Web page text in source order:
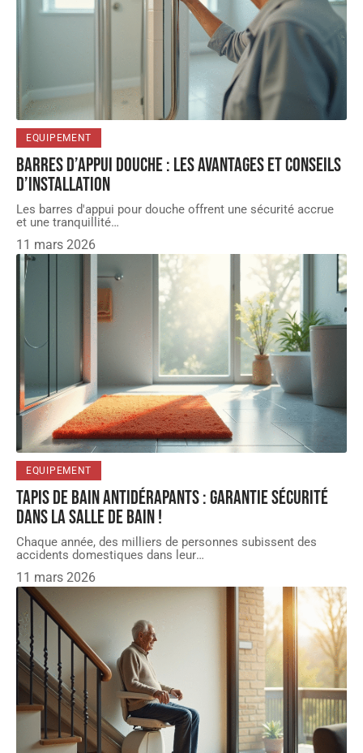
EQUIPEMENT
Barres d’appui douche : les avantages et conseils
d’installation
Les barres d'appui pour douche offrent une sécurité accrue
et une tranquillité…
11 mars 2026
EQUIPEMENT
Tapis de bain antidérapants : garantie sécurité
dans la salle de bain !
Chaque année, des milliers de personnes subissent des
accidents domestiques dans leur…
11 mars 2026